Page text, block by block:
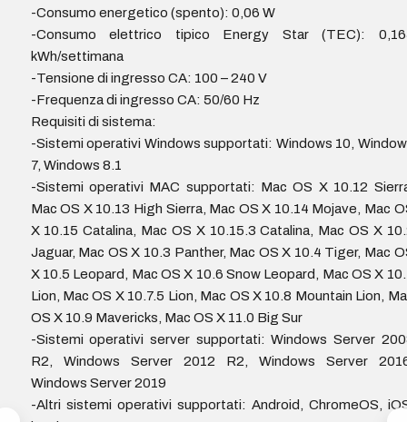
-Consumo energetico (spento): 0,06 W
-Consumo elettrico tipico Energy Star (TEC):
kWh/settimana
-Tensione di ingresso CA: 100 – 240 V
-Frequenza di ingresso CA: 50/60 Hz
Requisiti di sistema:
-Sistemi operativi Windows supportati: Windows 10,
7, Windows 8.1
-Sistemi operativi MAC supportati: Mac OS X 10.12
Mac OS X 10.13 High Sierra, Mac OS X 10.14 Mojave, Mac
X 10.15 Catalina, Mac OS X 10.15.3 Catalina, Mac OS X
Jaguar, Mac OS X 10.3 Panther, Mac OS X 10.4 Tiger, Mac
X 10.5 Leopard, Mac OS X 10.6 Snow Leopard, Mac OS X
Lion, Mac OS X 10.7.5 Lion, Mac OS X 10.8 Mountain Lion,
OS X 10.9 Mavericks, Mac OS X 11.0 Big Sur
-Sistemi operativi server supportati: Windows Server
R2, Windows Server 2012 R2, Windows Server
Windows Server 2019
-Altri sistemi operativi supportati: Android, ChromeOS,